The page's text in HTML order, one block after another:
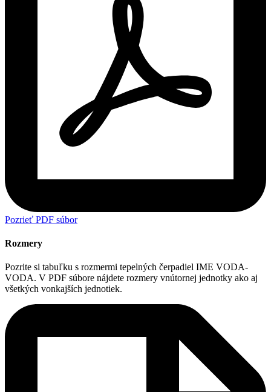
Pozrieť PDF súbor
Rozmery
Pozrite si tabuľku s rozmermi tepelných čerpadiel IME VODA-
VODA. V PDF súbore nájdete rozmery vnútornej jednotky ako aj
všetkých vonkajších jednotiek.